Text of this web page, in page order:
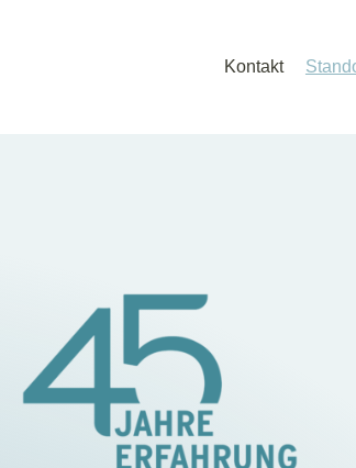
Kontakt